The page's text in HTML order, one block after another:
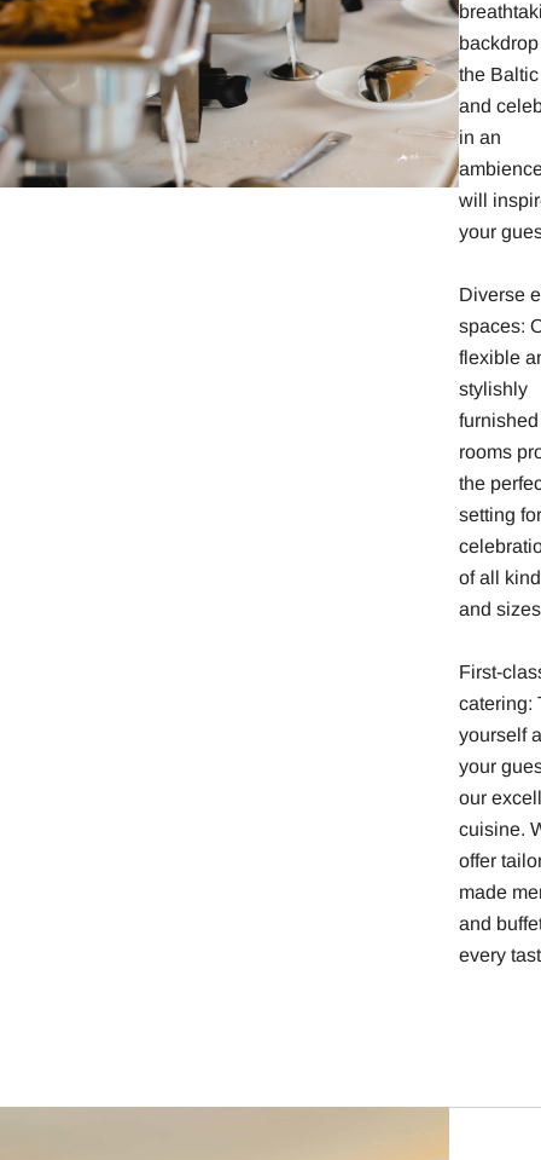
backdrop
the
and
in an
will
your
Diverse
spaces:
flexible
stylishly
furnished
rooms
the
setting for
of all
and
First-
catering:
yourself
your
our
cuisine.
offer
made
and
every